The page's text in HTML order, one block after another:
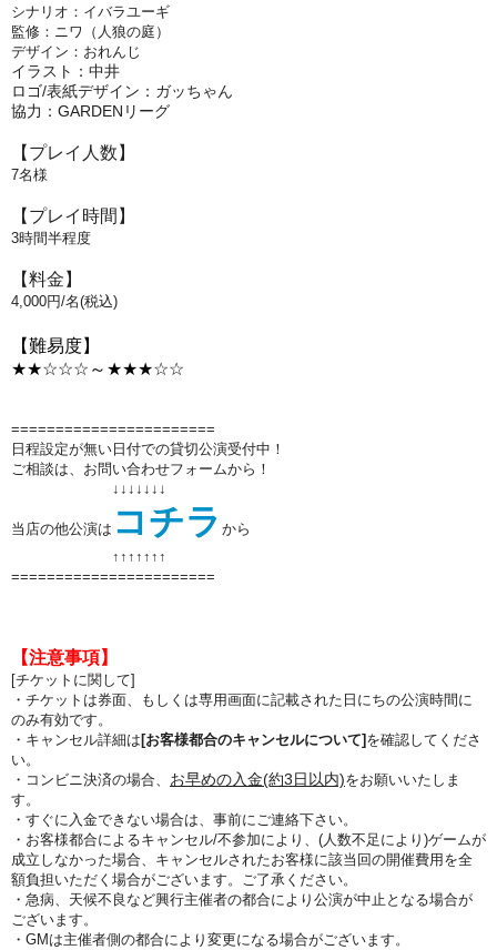
シナリオ：イバラユーギ
監修：ニワ（人狼の庭）
デザイン：おれんじ
イラスト： 中井
ロゴ/表紙デザイン：ガッちゃん
協力：GARDENリーグ
【プレイ人数】
7名様
【プレイ時間】
3時間半程度
【料金】
4,000円/名(税込)
【難易度】
★★☆☆☆～ ★★★☆☆
=======================
日程設定が無い日付での貸切公演受付中！
ご相談は、お問い合わせフォームから！
↓↓↓↓↓↓↓
当店の他公演は コチラ から
↑↑ ↑↑ ↑↑ ↑
=======================
【注意事項】
[チケットに関して]
・チケットは券面、もしくは専用画面に記載された日にちの公演時間に
のみ有効です。
・キャンセル詳細は [お客様都合のキャンセルについて] を確認してくださ
い。
・コンビニ決済の場合、 お早めの入金(約3日以内)をお願いいたしま
す。
・すぐに入金できない場合は、事前にご連絡下さい。
・お客様都合によるキャンセル/不参加により、(人数不足により)ゲームが
成立しなかった場合、キャンセルされたお客様に該当回の開催費用を全
額負担いただく場合がございます。ご了承ください。
・急病、天候不良など興行主催者の都合により公演が中止となる場合が
ございます。
・GMは主催者側の都合により変更になる場合がございます。